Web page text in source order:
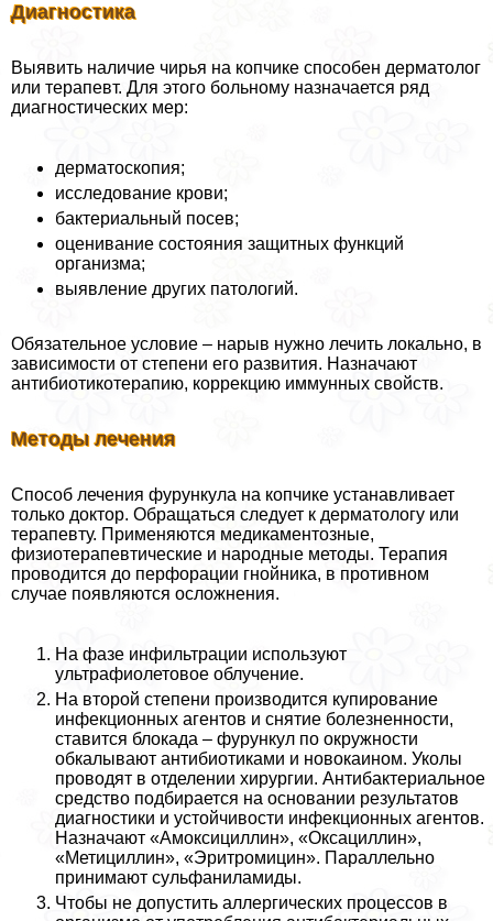
Диагностика
Выявить наличие чирья на копчике способен дерматолог
или терапевт. Для этого больному назначается ряд
диагностических мер:
дерматоскопия;
исследование крови;
бактериальный посев;
оценивание состояния защитных функций
организма;
выявление других патологий.
Обязательное условие – нарыв нужно лечить локально, в
зависимости от степени его развития. Назначают
антибиотикотерапию, коррекцию иммунных свойств.
Методы лечения
Способ лечения фурункула на копчике устанавливает
только доктор. Обращаться следует к дерматологу или
терапевту. Применяются медикаментозные,
физиотерапевтические и народные методы. Терапия
проводится до перфорации гнойника, в противном
случае появляются осложнения.
На фазе инфильтрации используют
ультрафиолетовое облучение.
На второй степени производится купирование
инфекционных агентов и снятие болезненности,
ставится блокада – фурункул по окружности
обкалывают антибиотиками и новокаином. Уколы
проводят в отделении хирургии. Антибактериальное
средство подбирается на основании результатов
диагностики и устойчивости инфекционных агентов.
Назначают «Амоксициллин», «Оксациллин»,
«Метициллин», «Эритромицин». Параллельно
принимают сульфаниламиды.
Чтобы не допустить аллергических процессов в